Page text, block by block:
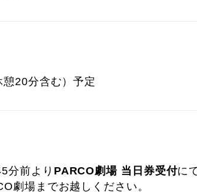
20分含む）予定
分前より PARCO劇場 当日券受付に
劇場までお越しください。